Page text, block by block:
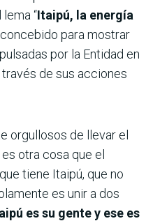
“Itaipú, la energía
para mostrar
por la Entidad en
de sus acciones
orgullosos de llevar el
otra cosa que el
tiene Itaipú, que no
es unir a dos
es su gente y ese es